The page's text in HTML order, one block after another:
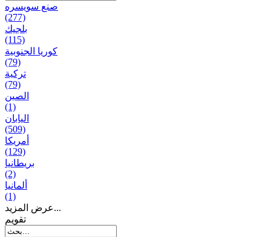
صنع سویسره
(277)
بلجيك
(115)
كوريا الجنوبية
(79)
تركية
(79)
الصين
(1)
اليابان
(509)
أمريكا
(129)
بریطانیا
(2)
ألمانيا
(1)
عرض المزيد...
تقويم